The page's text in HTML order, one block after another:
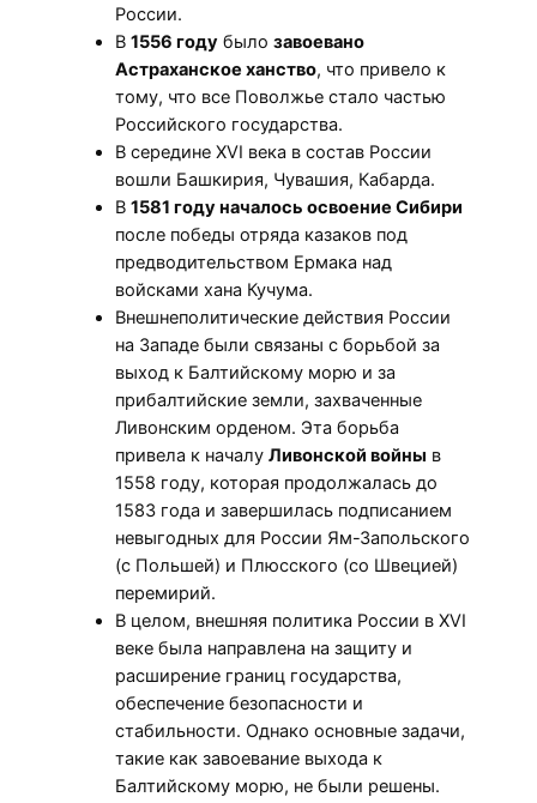
России.
В 1556 году было завоевано
Астраханское ханство, что привело к
тому, что все Поволжье стало частью
Российского государства.
В середине XVI века в состав России
вошли Башкирия, Чувашия, Кабарда.
В 1581 году началось освоение Сибири
после победы отряда казаков под
предводительством Ермака над
войсками хана Кучума.
Внешнеполитические действия России
на Западе были связаны с борьбой за
выход к Балтийскому морю и за
прибалтийские земли, захваченные
Ливонским орденом. Эта борьба
привела к началу Ливонской войны в
1558 году, которая продолжалась до
1583 года и завершилась подписанием
невыгодных для России Ям-Запольского
(с Польшей) и Плюсского (со Швецией)
перемирий.
В целом, внешняя политика России в XVI
веке была направлена на защиту и
расширение границ государства,
обеспечение безопасности и
стабильности. Однако основные задачи,
такие как завоевание выхода к
Балтийскому морю, не были решены.